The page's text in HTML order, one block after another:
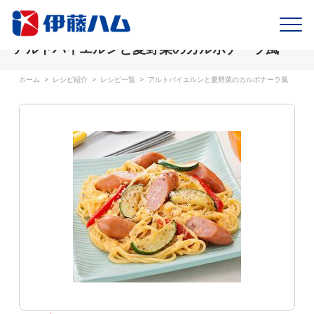
アルトバイエルンと夏野菜のカルボナーラ風
ホーム > レシピ紹介 > レシピ一覧 > アルトバイエルンと夏野菜のカルボナーラ風